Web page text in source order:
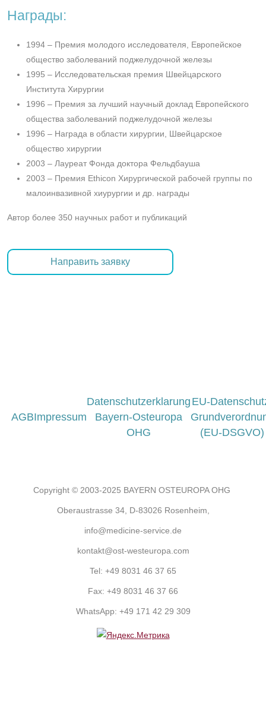
Награды:
1994 – Премия молодого исследователя, Европейское
общество заболеваний поджелудочной железы
1995 – Исследовательская премия Швейцарского
Института Хирургии
1996 – Премия за лучший научный доклад Европейского
общества заболеваний поджелудочной железы
1996 – Награда в области хирургии, Швейцарское
общество хирургии
2003 – Лауреат Фонда доктора Фельдбауша
2003 – Премия Ethicon Хирургической рабочей группы по
малоинвазивной хиурургии и др. награды
Автор более 350 научных работ и публикаций
Направить заявку
AGBImpressum
Datenschutzerklarung
Bayern-Osteuropa
OHG
EU-
(EU-DSGVO)
Copyright © 2003-2025 BAYERN OSTEUROPA OHG
Oberaustrasse 34, D-83026 Rosenheim,
info@medicine-service.de
kontakt@ost-westeuropa.com
Tel: +49 8031 46 37 65
Fax: +49 8031 46 37 66
WhatsApp: +49 171 42 29 309